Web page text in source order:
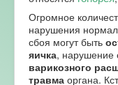
Огромное
нарушения
сбоя могут быть
яичка, нарушение
варикозного
травма органа.